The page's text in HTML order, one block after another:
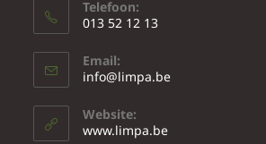
Telefoon:
013 52 12 13
Email:
info@limpa.be
Website:
www.limpa.be